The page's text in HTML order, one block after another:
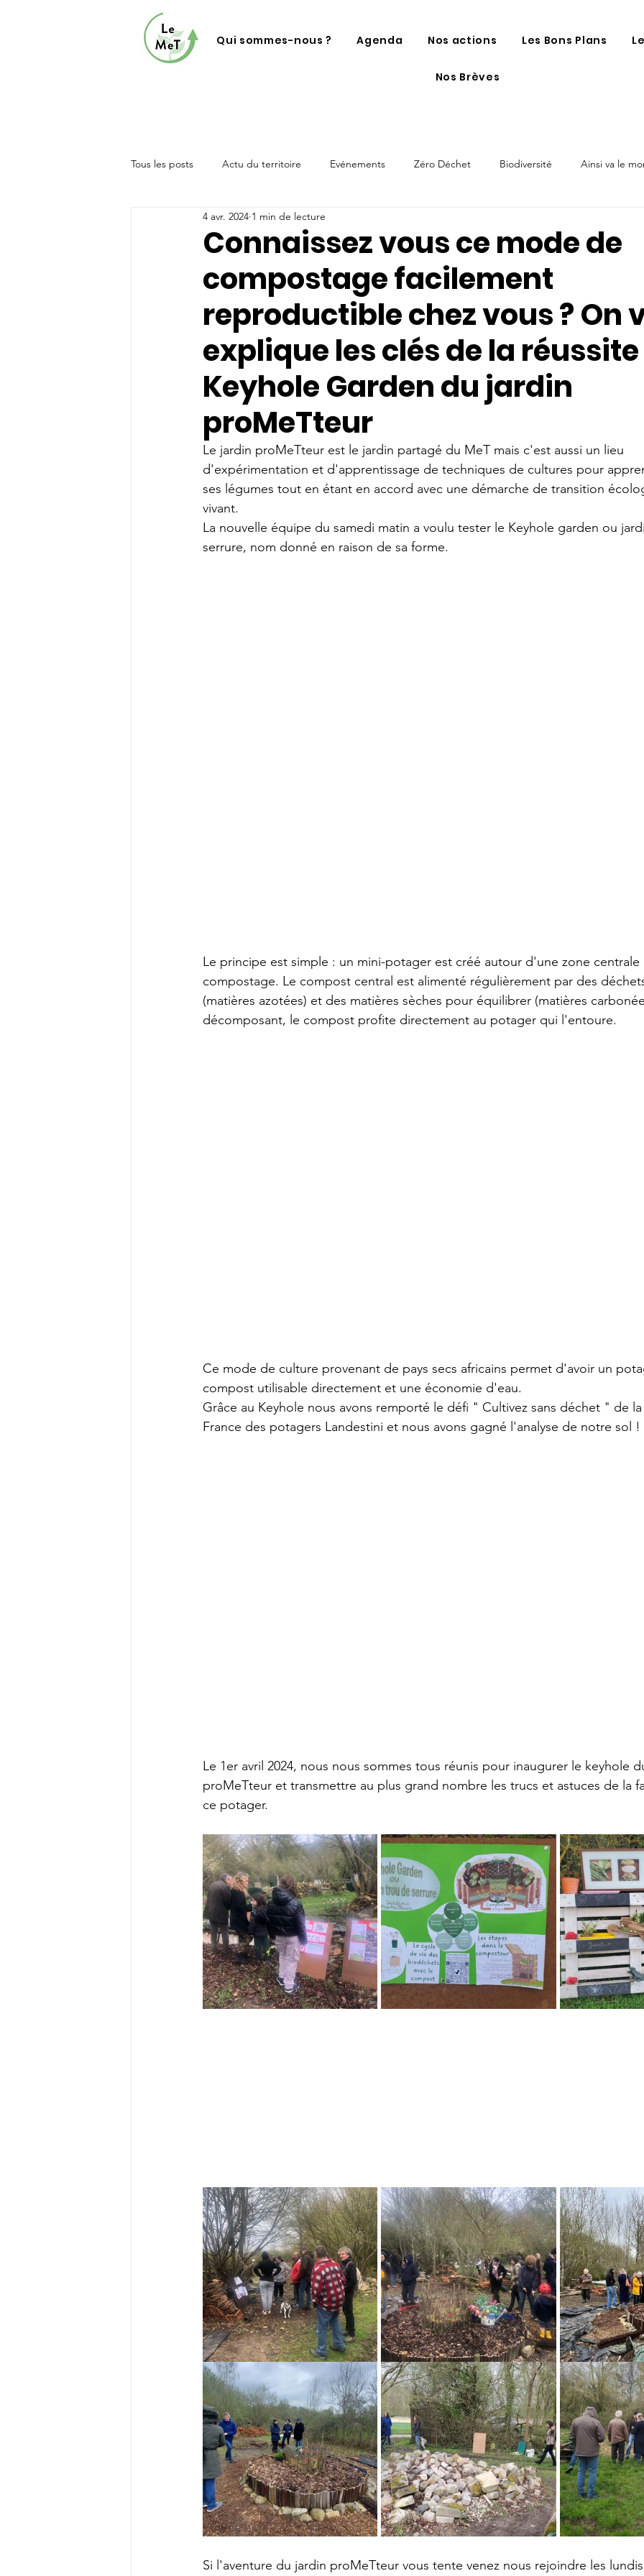
Qui sommes-nous ? Agenda Nos actions Les Bons Plans
Nos Brèves
Tous les posts Actu du territoire Evénements Zéro Déchet Biodiversité Ainsi va le
Connaissez vous ce mode de
compostage facilement
reproductible chez vous ? On
explique les clés de la
Keyhole Garden du jardin
proMeTteur
4 avr. 2024 1 min de lecture
Le jardin proMeTteur est le jardin partagé du MeT mais c'est aussi un lieu
d'expérimentation et d'apprentissage de techniques de cultures pour
ses légumes tout en étant en accord avec une démarche de transition
vivant.
La nouvelle équipe du samedi matin a voulu tester le Keyhole garden ou
serrure, nom donné en raison de sa forme.
Le principe est simple : un mini-potager est créé autour d'une zone
compostage. Le compost central est alimenté régulièrement par des
(matières azotées) et des matières sèches pour équilibrer (matières
décomposant, le compost profite directement au potager qui l'entoure.
Ce mode de culture provenant de pays secs africains permet d'avoir un
compost utilisable directement et une économie d'eau.
Grâce au Keyhole nous avons remporté le défi " Cultivez sans déchet " de
France des potagers Landestini et nous avons gagné l'analyse de notre sol !
Le 1er avril 2024, nous nous sommes tous réunis pour inaugurer le keyhole
proMeTteur et transmettre au plus grand nombre les trucs et astuces de la
ce potager.
Si l'aventure du jardin proMeTteur vous tente venez nous rejoindre les